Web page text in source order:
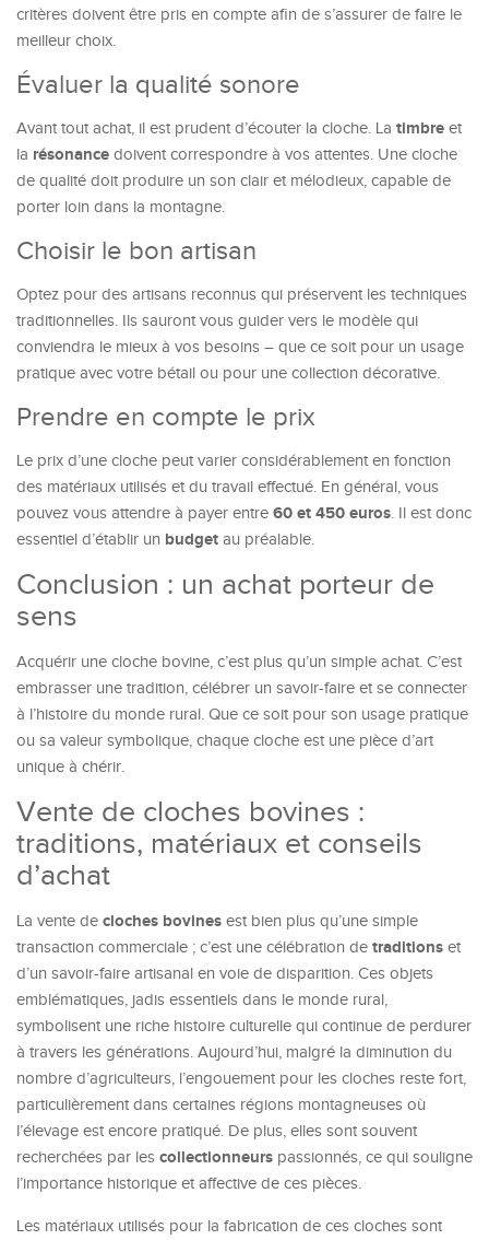
critères doivent être pris en compte afin de s’assurer de faire le
meilleur choix.
Évaluer la qualité sonore
Avant tout achat, il est prudent d’écouter la cloche. La timbre et
la résonance doivent correspondre à vos attentes. Une cloche
de qualité doit produire un son clair et mélodieux, capable de
porter loin dans la montagne.
Choisir le bon artisan
Optez pour des artisans reconnus qui préservent les techniques
traditionnelles. Ils sauront vous guider vers le modèle qui
conviendra le mieux à vos besoins – que ce soit pour un usage
pratique avec votre bétail ou pour une collection décorative.
Prendre en compte le prix
Le prix d’une cloche peut varier considérablement en fonction
des matériaux utilisés et du travail effectué. En général, vous
pouvez vous attendre à payer entre 60 et 450 euros. Il est donc
essentiel d’établir un budget au préalable.
Conclusion : un achat porteur de
sens
Acquérir une cloche bovine, c’est plus qu’un simple achat. C’est
embrasser une tradition, célébrer un savoir-faire et se connecter
à l’histoire du monde rural. Que ce soit pour son usage pratique
ou sa valeur symbolique, chaque cloche est une pièce d’art
unique à chérir.
Vente de cloches bovines :
traditions, matériaux et conseils
d’achat
La vente de cloches bovines est bien plus qu’une simple
transaction commerciale ; c’est une célébration de traditions et
d’un savoir-faire artisanal en voie de disparition. Ces objets
emblématiques, jadis essentiels dans le monde rural,
symbolisent une riche histoire culturelle qui continue de perdurer
à travers les générations. Aujourd’hui, malgré la diminution du
nombre d’agriculteurs, l’engouement pour les cloches reste fort,
particulièrement dans certaines régions montagneuses où
l’élevage est encore pratiqué. De plus, elles sont souvent
recherchées par les collectionneurs passionnés, ce qui souligne
l’importance historique et affective de ces pièces.
Les matériaux utilisés pour la fabrication de ces cloches sont